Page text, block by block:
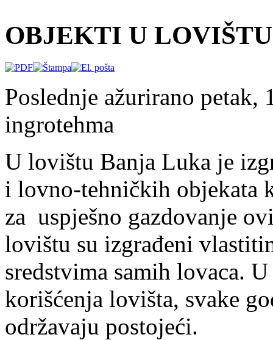
OBJEKTI U LOVIŠTU
Poslednje ažurirano
ingrotehma
U lovištu Banja Luka je
i lovno-tehničkih objekata
za uspješno gazdovanje
lovištu su izgrađeni
sredstvima samih lovaca.
korišćenja lovišta, svake
održavaju postojeći.